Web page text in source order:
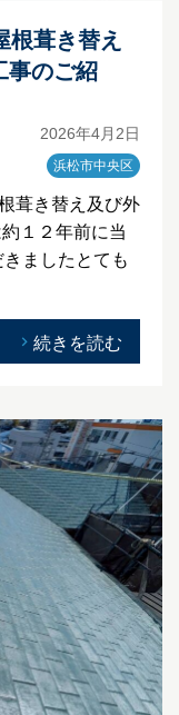
根葺き替え
事のご紹
2026年4月2日
浜松市中央区
葺き替え及び外
１２年前に当
ましたとても
続きを読む